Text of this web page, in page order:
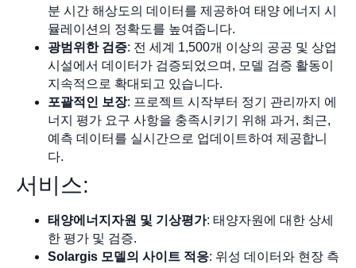
분 시간 해상도의 데이터를 제공하여 태양 에너지 시
뮬레이션의 정확도를 높여줍니다.
광범위한 검증: 전 세계 1,500개 이상의 공공 및 상업
시설에서 데이터가 검증되었으며, 모델 검증 활동이
지속적으로 확대되고 있습니다.
포괄적인 보장: 프로젝트 시작부터 정기 관리까지 에
너지 평가 요구 사항을 충족시키기 위해 과거, 최근,
예측 데이터를 실시간으로 업데이트하여 제공합니
다.
서비스:
태양에너지자원 및 기상평가: 태양자원에 대한 상세
한 평가 및 검증.
Solargis 모델의 사이트 적응: 위성 데이터와 현장 측